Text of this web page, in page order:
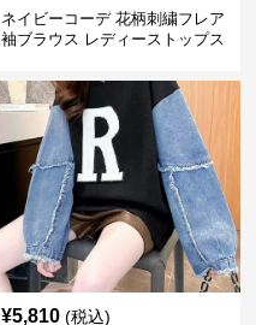
ネイビーコーデ 花柄刺繍フレア
袖ブラウス レディーストップス
¥5,810 (税込)